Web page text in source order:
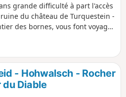
grande difficulté à part l'accès
du château de Turquestein -
des bornes, vous font voyager
interdite car sur
les commentaires en bas de
- Hohwalsch - Rocher
du Diable